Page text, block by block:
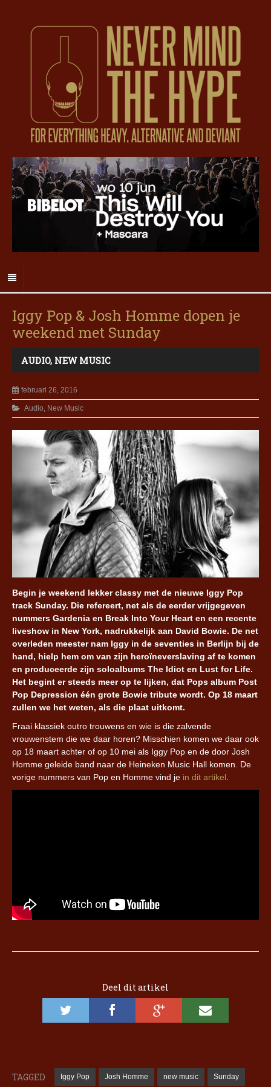
Iggy Pop & Josh Homme dopen je
weekend met Sunday
AUDIO, NEW MUSIC
februari 26, 2016
Audio, New Music
Begin je weekend lekker classy met de nieuwe Iggy Pop
track Sunday. Die refereert, net als de eerder vrijgegeven
nummers Gardenia en Break Into Your Heart en een recente
liveshow in New York, nadrukkelijk aan David Bowie. De net
overleden meester nam Iggy in de seventies in Berlijn bij de
hand, hielp hem om van zijn heroïneverslaving af te komen
en produceerde zijn soloalbums The Idiot en Lust for Life.
Het begint er steeds meer op te lijken, dat Pops album Post
Pop Depression één grote Bowie tribute wordt. Op 18 maart
zullen we het weten, als die plaat uitkomt.
Fraai klassiek outro trouwens en wie is die zalvende
vrouwenstem die we daar horen? Misschien komen we daar ook
op 18 maart achter of op 10 mei als Iggy Pop en de door Josh
Homme geleide band naar de Heineken Music Hall komen. De
vorige nummers van Pop en Homme vind je in dit artikel
Deel dit artikel
TAGGED Iggy Pop Josh Homme new music Sunday